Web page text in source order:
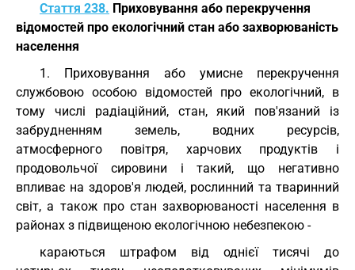
Стаття 238. Приховування або перекручення
відомостей про екологічний стан або захворюваність
населення
1. Приховування або умисне перекручення
службовою особою відомостей про екологічний, в
тому числі радіаційний, стан, який пов'язаний із
забрудненням земель, водних ресурсів,
атмосферного повітря, харчових продуктів і
продовольчої сировини і такий, що негативно
впливає на здоров'я людей, рослинний та тваринний
світ, а також про стан захворюваності населення в
районах з підвищеною екологічною небезпекою -
караються штрафом від однієї тисячі до